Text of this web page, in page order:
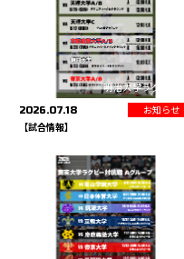
明治大学ラグビー部
2026.07.18
お知らせ
【試合情報】